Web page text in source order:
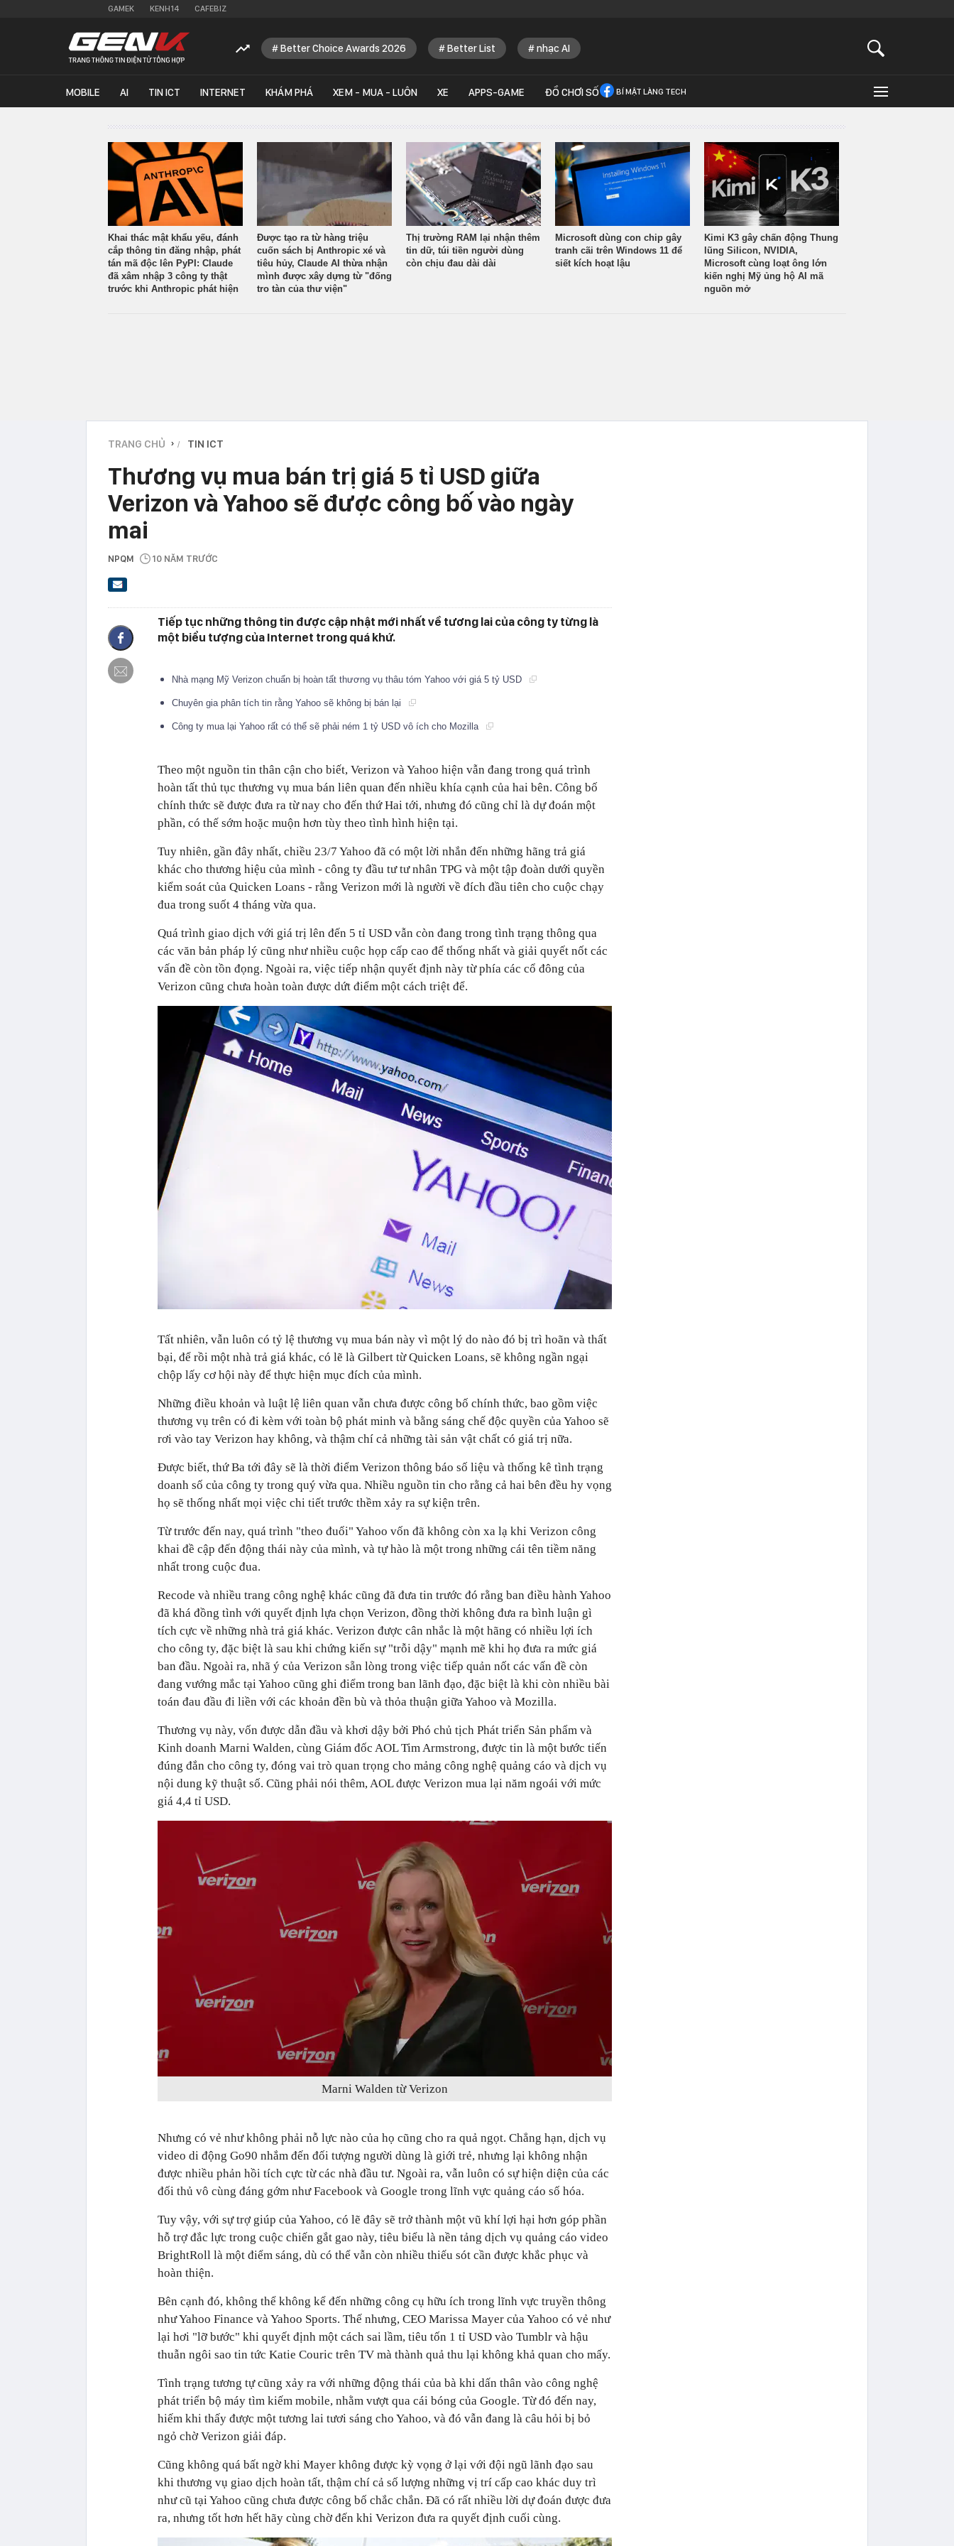
GAMEK KENH14 CAFEBIZ
Better Choice Awards 2026 Better List nhạc AI
MOBILE AI TIN ICT INTERNET KHÁM PHÁ XEM - MUA - LUÔN XE APPS-GAME ĐỒ CHƠI SỐ BÍ MẬT LÀNG TECH
Khai thác mật khẩu yếu, đánh
cắp thông tin đăng nhập, phát
tán mã độc lên PyPI: Claude
đã xâm nhập 3 công ty thật
trước khi Anthropic phát hiện
Được tạo ra từ hàng triệu
cuốn sách bị Anthropic xé và
tiêu hủy, Claude AI thừa nhận
mình được xây dựng từ "đống
tro tàn của thư viện"
Thị trường RAM lại nhận thêm
tin dữ, túi tiền người dùng
còn chịu đau dài dài
Microsoft dùng con chip gây
tranh cãi trên Windows 11 để
siết kích hoạt lậu
Kimi K3 gây chấn động Thung
lũng Silicon, NVIDIA,
Microsoft cùng loạt ông lớn
kiến nghị Mỹ ủng hộ AI mã
nguồn mở
TRANG CHỦ › TIN ICT
Thương vụ mua bán trị giá 5 tỉ USD giữa
Verizon và Yahoo sẽ được công bố vào ngày
mai
NPQM 10 NĂM TRƯỚC
Tiếp tục những thông tin được cập nhật mới nhất về tương lai của công ty từng là
một biểu tượng của Internet trong quá khứ.
Nhà mạng Mỹ Verizon chuẩn bị hoàn tất thương vụ thâu tóm Yahoo với giá 5 tỷ USD
Chuyên gia phân tích tin rằng Yahoo sẽ không bị bán lại
Công ty mua lại Yahoo rất có thể sẽ phải ném 1 tỷ USD vô ích cho Mozilla
Theo một nguồn tin thân cận cho biết, Verizon và Yahoo hiện vẫn đang trong quá trình
hoàn tất thủ tục thương vụ mua bán liên quan đến nhiều khía cạnh của hai bên. Công bố
chính thức sẽ được đưa ra từ nay cho đến thứ Hai tới, nhưng đó cũng chỉ là dự đoán một
phần, có thế sớm hoặc muộn hơn tùy theo tình hình hiện tại.
Tuy nhiên, gần đây nhất, chiều 23/7 Yahoo đã có một lời nhắn đến những hãng trả giá
khác cho thương hiệu của mình - công ty đầu tư tư nhân TPG và một tập đoàn dưới quyền
kiểm soát của Quicken Loans - rằng Verizon mới là người về đích đầu tiên cho cuộc chạy
đua trong suốt 4 tháng vừa qua.
Quá trình giao dịch với giá trị lên đến 5 tỉ USD vẫn còn đang trong tình trạng thông qua
các văn bản pháp lý cũng như nhiều cuộc họp cấp cao để thống nhất và giải quyết nốt các
vấn đề còn tồn đọng. Ngoài ra, việc tiếp nhận quyết định này từ phía các cổ đông của
Verizon cũng chưa hoàn toàn được dứt điểm một cách triệt để.
Tất nhiên, vẫn luôn có tỷ lệ thương vụ mua bán này vì một lý do nào đó bị trì hoãn và thất
bại, để rồi một nhà trả giá khác, có lẽ là Gilbert từ Quicken Loans, sẽ không ngần ngại
chộp lấy cơ hội này để thực hiện mục đích của mình.
Những điều khoản và luật lệ liên quan vẫn chưa được công bố chính thức, bao gồm việc
thương vụ trên có đi kèm với toàn bộ phát minh và bằng sáng chế độc quyền của Yahoo sẽ
rơi vào tay Verizon hay không, và thậm chí cả những tài sản vật chất có giá trị nữa.
Được biết, thứ Ba tới đây sẽ là thời điểm Verizon thông báo số liệu và thống kê tình trạng
doanh số của công ty trong quý vừa qua. Nhiều nguồn tin cho rằng cả hai bên đều hy vọng
họ sẽ thống nhất mọi việc chi tiết trước thềm xảy ra sự kiện trên.
Từ trước đến nay, quá trình "theo đuổi" Yahoo vốn đã không còn xa lạ khi Verizon công
khai đề cập đến động thái này của mình, và tự hào là một trong những cái tên tiềm năng
nhất trong cuộc đua.
Recode và nhiều trang công nghệ khác cũng đã đưa tin trước đó rằng ban điều hành Yahoo
đã khá đồng tình với quyết định lựa chọn Verizon, đồng thời không đưa ra bình luận gì
tích cực về những nhà trả giá khác. Verizon được cân nhắc là một hãng có nhiều lợi ích
cho công ty, đặc biệt là sau khi chứng kiến sự "trỗi dậy" mạnh mẽ khi họ đưa ra mức giá
ban đầu. Ngoài ra, nhã ý của Verizon sẵn lòng trong việc tiếp quản nốt các vấn đề còn
đang vướng mắc tại Yahoo cũng ghi điểm trong ban lãnh đạo, đặc biệt là khi còn nhiều bài
toán đau đầu đi liền với các khoản đền bù và thỏa thuận giữa Yahoo và Mozilla.
Thương vụ này, vốn được dẫn đầu và khơi dậy bởi Phó chủ tịch Phát triển Sản phẩm và
Kinh doanh Marni Walden, cùng Giám đốc AOL Tim Armstrong, được tin là một bước tiến
đúng đắn cho công ty, đóng vai trò quan trọng cho mảng công nghệ quảng cáo và dịch vụ
nội dung kỹ thuật số. Cũng phải nói thêm, AOL được Verizon mua lại năm ngoái với mức
giá 4,4 tỉ USD.
Marni Walden từ Verizon
Nhưng có vẻ như không phải nỗ lực nào của họ cũng cho ra quả ngọt. Chẳng hạn, dịch vụ
video di động Go90 nhắm đến đối tượng người dùng là giới trẻ, nhưng lại không nhận
được nhiều phản hồi tích cực từ các nhà đầu tư. Ngoài ra, vẫn luôn có sự hiện diện của các
đối thủ vô cùng đáng gớm như Facebook và Google trong lĩnh vực quảng cáo số hóa.
Tuy vậy, với sự trợ giúp của Yahoo, có lẽ đây sẽ trở thành một vũ khí lợi hại hơn góp phần
hỗ trợ đắc lực trong cuộc chiến gắt gao này, tiêu biểu là nền tảng dịch vụ quảng cáo video
BrightRoll là một điểm sáng, dù có thể vẫn còn nhiều thiếu sót cần được khắc phục và
hoàn thiện.
Bên cạnh đó, không thể không kể đến những công cụ hữu ích trong lĩnh vực truyền thông
như Yahoo Finance và Yahoo Sports. Thế nhưng, CEO Marissa Mayer của Yahoo có vẻ như
lại hơi "lỡ bước" khi quyết định một cách sai lầm, tiêu tốn 1 tỉ USD vào Tumblr và hậu
thuẫn ngôi sao tin tức Katie Couric trên TV mà thành quả thu lại không khả quan cho mấy.
Tình trạng tương tự cũng xảy ra với những động thái của bà khi dấn thân vào công nghệ
phát triển bộ máy tìm kiếm mobile, nhằm vượt qua cái bóng của Google. Từ đó đến nay,
hiếm khi thấy được một tương lai tươi sáng cho Yahoo, và đó vẫn đang là câu hỏi bị bỏ
ngỏ chờ Verizon giải đáp.
Cũng không quá bất ngờ khi Mayer không được kỳ vọng ở lại với đội ngũ lãnh đạo sau
khi thương vụ giao dịch hoàn tất, thậm chí cả số lượng những vị trí cấp cao khác duy trì
như cũ tại Yahoo cũng chưa được công bố chắc chắn. Đã có rất nhiều lời dự đoán được đưa
ra, nhưng tốt hơn hết hãy cùng chờ đến khi Verizon đưa ra quyết định cuối cùng.